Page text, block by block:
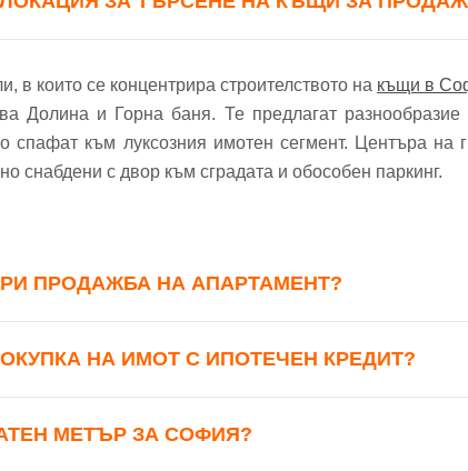
Вход като гост
или използвай профил
Вход с Google Вход с Facebook
в които се концентрира строителството на къщи в
Долина и Горна баня. Те предлагат разнообразие
спафат към луксозния имотен сегмент. Центъра на
снабдени с двор към сградата и обособен паркинг.
ПРОДАЖБА НА АПАРТАМЕНТ?
НА ИМОТ С ИПОТЕЧЕН КРЕДИТ?
МЕТЪР ЗА СОФИЯ?
Заяви оглед